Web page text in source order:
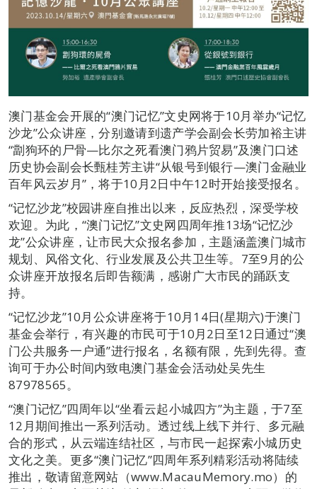
澳门基金会开展的“澳门记忆”文史网将于10月举办“记忆
沙龙”公众讲座，分别邀请到遗产学会副会长劳加裕主讲
“劏狗环的尸骨—比尔之死看澳门鸦片贸易”及澳门口述
历史协会副会长甄桂芳主讲“从银号到银行—澳门金融业
百年风云岁月”，将于10月2日中午12时开始接受报名。
“记忆沙龙”校园讲座自推出以来，反应热烈，深受学校
欢迎。为此，“澳门记忆”文史网四周年推13场“记忆沙
龙”公众讲座，让市民大众报名参加，主题涵盖澳门城市
规划、风俗文化、行业发展及公共卫生等。7至9月的公
众讲座开放报名后即告额满，感谢广大市民的踊跃支
持。
“记忆沙龙”10月公众讲座将于10月14日(星期六)于澳门
基金会举行，有兴趣的市民可于10月2日至12日通过“澳
门公共服务一户通”进行报名，名额有限，先到先得。查
询可于办公时间内致电澳门基金会活动处吴先生
87978565。
“澳门记忆”四周年以“坐看云起小城四方”为主题，于7至
12月期间推出一系列活动。透过线上线下并行、多元融
合的形式，从云端连结社区，与市民一起探索小城历史
文化之美。更多“澳门记忆”四周年系列精彩活动将陆续
推出，敬请留意网站（www.MacauMemory.mo）的